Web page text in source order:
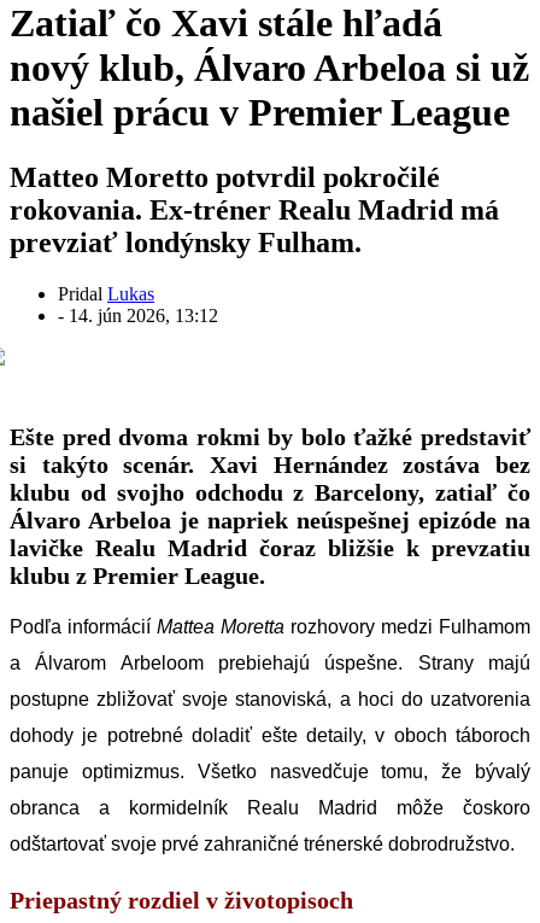
Zatiaľ čo Xavi stále hľadá
nový klub, Álvaro Arbeloa si už
našiel prácu v Premier League
Matteo Moretto potvrdil pokročilé
rokovania. Ex-tréner Realu Madrid má
prevziať londýnsky Fulham.
Pridal Lukas
- 14. jún 2026, 13:12
Ešte pred dvoma rokmi by bolo ťažké predstaviť
si takýto scenár. Xavi Hernández zostáva bez
klubu od svojho odchodu z Barcelony, zatiaľ čo
Álvaro Arbeloa je napriek neúspešnej epizóde na
lavičke Realu Madrid čoraz bližšie k prevzatiu
klubu z Premier League.
Podľa informácií Mattea Moretta rozhovory medzi Fulhamom
a Álvarom Arbeloom prebiehajú úspešne. Strany majú
postupne zbližovať svoje stanoviská, a hoci do uzatvorenia
dohody je potrebné doladiť ešte detaily, v oboch táboroch
panuje optimizmus. Všetko nasvedčuje tomu, že bývalý
obranca a kormidelník Realu Madrid môže čoskoro
odštartovať svoje prvé zahraničné trénerské dobrodružstvo.
Priepastný rozdiel v životopisoch